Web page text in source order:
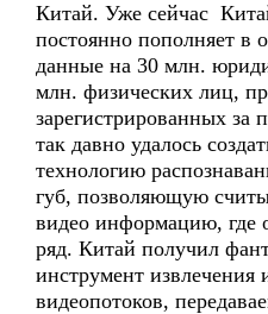
Китай. Уже сейчас
постоянно пополняет в
данные на 30 млн.
млн. физических лиц,
зарегистрированных за
так давно удалось
технологию
губ, позволяющую
видео информацию, где
ряд. Китай получил
инструмент
видеопотоков,